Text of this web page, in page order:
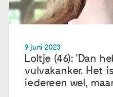
9 juni 2023
Loltje (46): 'Dan
vulvakanker. Het
iedereen wel,